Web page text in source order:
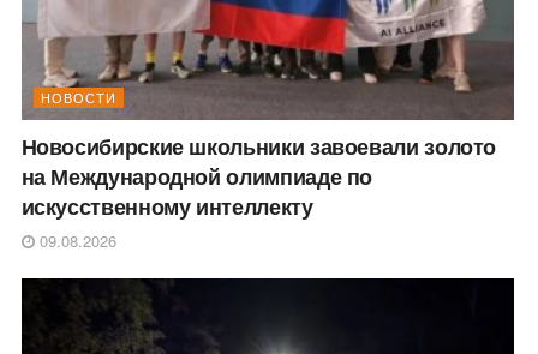
НОВОСТИ
Новосибирские школьники завоевали золото
на Международной олимпиаде по
искусственному интеллекту
09.08.2026